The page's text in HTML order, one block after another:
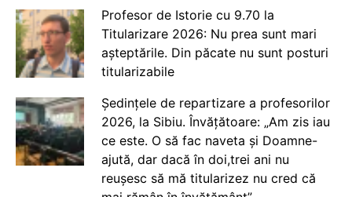
Profesor de Istorie cu 9.70 la
Titularizare 2026: Nu prea sunt mari
așteptările. Din păcate nu sunt posturi
titularizabile
Ședințele de repartizare a profesorilor
2026, la Sibiu. Învățătoare: „Am zis iau
ce este. O să fac naveta și Doamne-
ajută, dar dacă în doi,trei ani nu
reușesc să mă titularizez nu cred că